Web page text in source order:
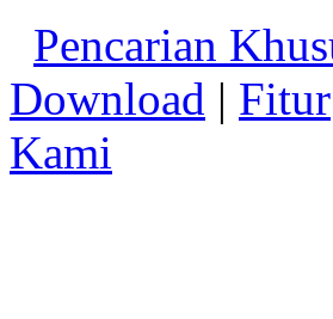
Pencarian
Download | Fitur
Kami